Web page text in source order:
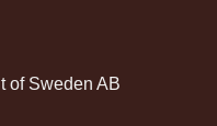
of Sweden AB